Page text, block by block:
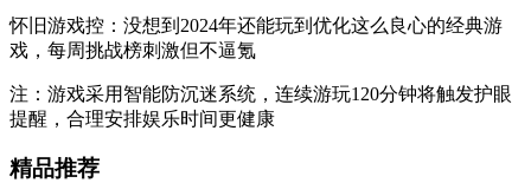
怀旧游戏控：没想到2024年还能玩到优化这么良心的经典游
戏，每周挑战榜刺激但不逼氪
注：游戏采用智能防沉迷系统，连续游玩120分钟将触发护眼
提醒，合理安排娱乐时间更健康
精品推荐